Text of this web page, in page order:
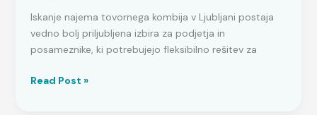
Iskanje najema tovornega kombija v Ljubljani postaja
vedno bolj priljubljena izbira za podjetja in
posameznike, ki potrebujejo fleksibilno rešitev za
Najem
Read Post »